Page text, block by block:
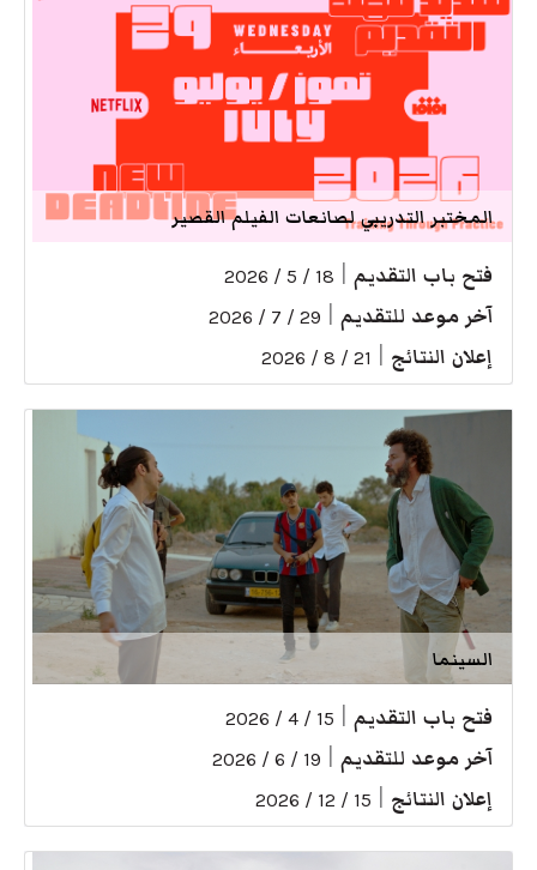
المختبر التدريبي لصانعات الفيلم القصير
فتح باب التقديم 18 / 5 / 2026
آخر موعد للتقديم 29 / 7 / 2026
إعلان النتائج 21 / 8 / 2026
السينما
فتح باب التقديم 15 / 4 / 2026
آخر موعد للتقديم 19 / 6 / 2026
إعلان النتائج 15 / 12 / 2026